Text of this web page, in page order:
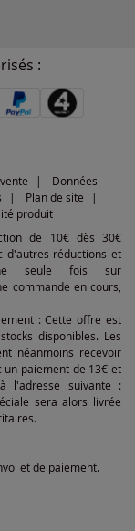
:
Données
Plan de site
produit
de 10€ dès 30€
d'autres réductions et
seule fois sur
commande en cours,
: Cette offre est
disponibles. Les
néanmoins recevoir
un paiement de 13€ et
l'adresse suivante :
sera alors livrée
et de paiement.